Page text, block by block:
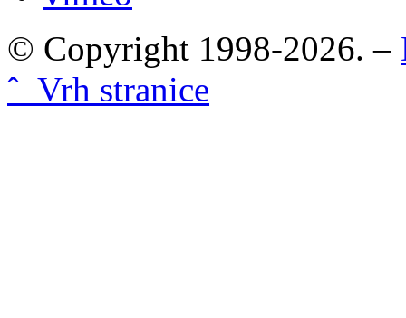
© Copyright 1998-2026. –
ˆ Vrh stranice